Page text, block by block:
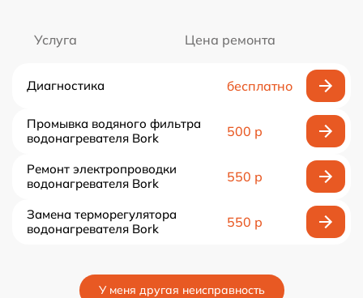
Услуга Цена ремонта
Диагностика бесплатно
Промывка водяного фильтра
водонагревателя Bork
500 р
Ремонт электропроводки
водонагревателя Bork
550 р
Замена терморегулятора
водонагревателя Bork
550 р
У меня другая неисправность